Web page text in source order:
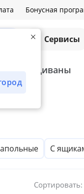
Бонусная
Сервисы
Диваны
С
Сортировать: